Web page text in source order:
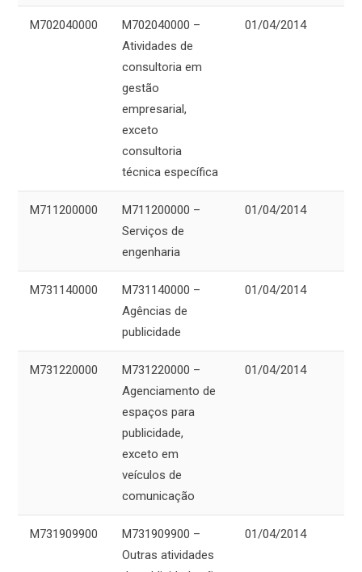
M702040000
M702040000 –
Atividades de
consultoria em
gestão
empresarial,
exceto
consultoria
técnica específica
01/04/2014
M711200000
M711200000 –
Serviços de
engenharia
01/04/2014
M731140000
M731140000 –
Agências de
publicidade
01/04/2014
M731220000
M731220000 –
Agenciamento de
espaços para
publicidade,
exceto em
veículos de
comunicação
01/04/2014
M731909900
M731909900 –
Outras atividades
01/04/2014